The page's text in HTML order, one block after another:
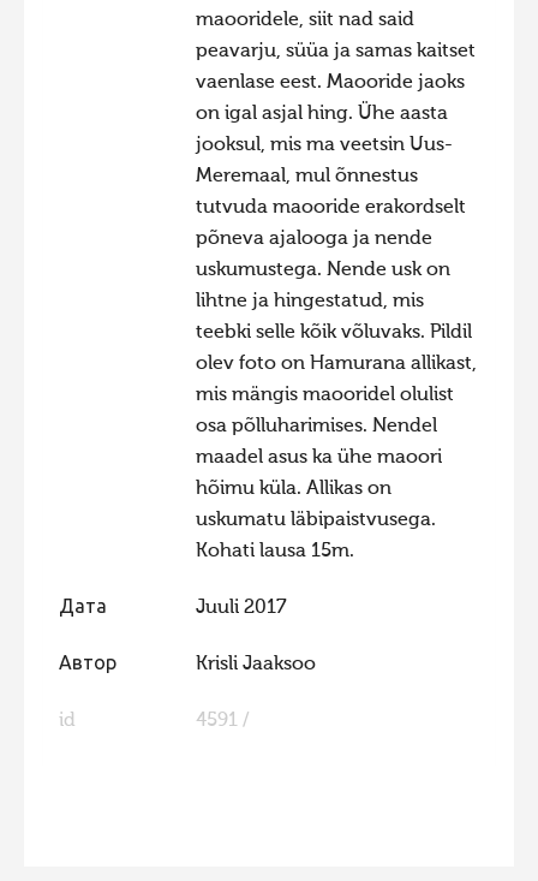
Фотоконкурс 2010
Фотоконкурс 2009
maooridele, siit nad said
peavarju, süüa ja samas kaitset
vaenlase eest. Maooride jaoks
on igal asjal hing. Ühe aasta
jooksul, mis ma veetsin Uus-
Meremaal, mul õnnestus
tutvuda maooride erakordselt
põneva ajalooga ja nende
uskumustega. Nende usk on
lihtne ja hingestatud, mis
teebki selle kõik võluvaks. Pildil
olev foto on Hamurana allikast,
mis mängis maooridel olulist
osa põlluharimises. Nendel
maadel asus ka ühe maoori
hõimu küla. Allikas on
uskumatu läbipaistvusega.
Kohati lausa 15m.
Дата Juuli 2017
Автор Krisli Jaaksoo
id 4591 /